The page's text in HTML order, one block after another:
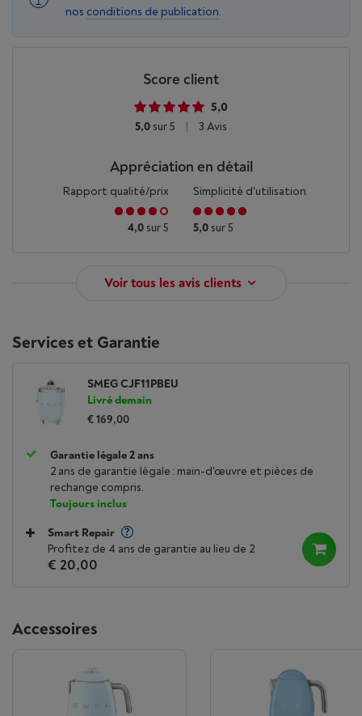
nos conditions de publication.
Score client
5,0
5,0 sur 5 3 Avis
Appréciation en détail
Rapport qualité/prix
4,0 sur 5
Simplicité d'utilisation
5,0 sur 5
Voir tous les avis clients
Services et Garantie
SMEG CJF11PBEU
Livré demain
€ 169,00
Garantie légale 2 ans
2 ans de garantie légale : main-d'œuvre et pièces de
rechange compris.
Toujours inclus
Smart Repair
Profitez de 4 ans de garantie au lieu de 2
€ 20,00
Accessoires